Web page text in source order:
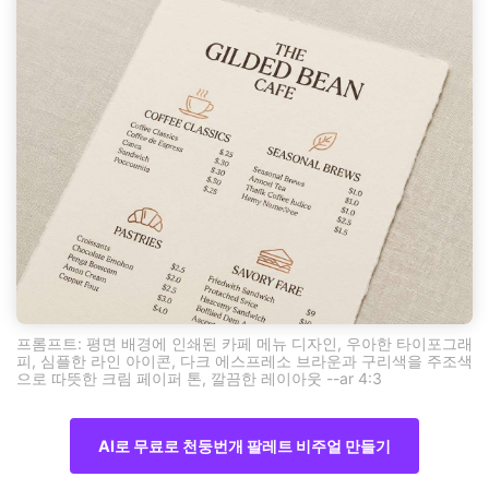
프롬프트: 평면 배경에 인쇄된 카페 메뉴 디자인, 우아한 타이포그래
피, 심플한 라인 아이콘, 다크 에스프레소 브라운과 구리색을 주조색
으로 따뜻한 크림 페이퍼 톤, 깔끔한 레이아웃 --ar 4:3
AI로 무료로 천둥번개 팔레트 비주얼 만들기